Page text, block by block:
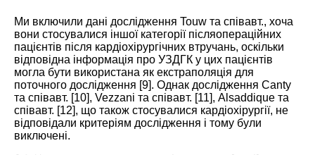
Ми включили дані дослідження Touw та співавт., хоча
вони стосувалися іншої категорії післяопераційних
пацієнтів після кардіохірургічних втручань, оскільки
відповідна інформація про УЗДГК у цих пацієнтів
могла бути використана як екстраполяція для
поточного дослідження [9]. Однак дослідження Canty
та співавт. [10], Vezzani та співавт. [11], Alsaddique та
співавт. [12], що також стосувалися кардіохірургії, не
відповідали критеріям дослідження і тому були
виключені.